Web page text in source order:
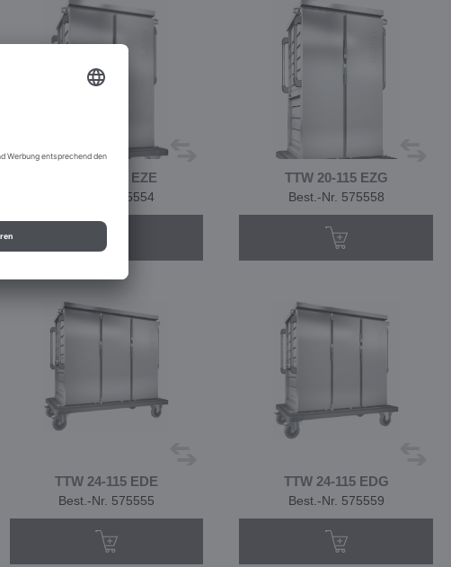
TTW 20-115 EZE
Best.-Nr. 575554
TTW 20-115 EZG
Best.-Nr. 575558
TTW 24-115 EDE
Best.-Nr. 575555
TTW 24-115 EDG
Best.-Nr. 575559